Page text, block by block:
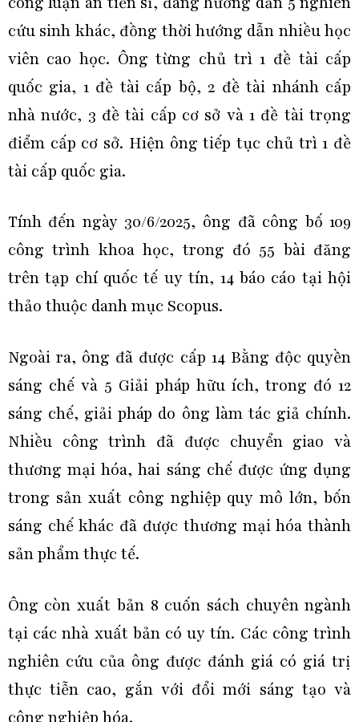
cứu sinh khác, đồng thời hướng dẫn nhiều học
viên cao học. Ông từng chủ trì 1 đề tài cấp
quốc gia, 1 đề tài cấp bộ, 2 đề tài nhánh cấp
nhà nước, 3 đề tài cấp cơ sở và 1 đề tài trọng
điểm cấp cơ sở. Hiện ông tiếp tục chủ trì 1 đề
tài cấp quốc gia.
Tính đến ngày 30/6/2025, ông đã công bố 109
công trình khoa học, trong đó 55 bài đăng
trên tạp chí quốc tế uy tín, 14 báo cáo tại hội
thảo thuộc danh mục Scopus.
Ngoài ra, ông đã được cấp 14 Bằng độc quyền
sáng chế và 5 Giải pháp hữu ích, trong đó 12
sáng chế, giải pháp do ông làm tác giả chính.
Nhiều công trình đã được chuyển giao và
thương mại hóa, hai sáng chế được ứng dụng
trong sản xuất công nghiệp quy mô lớn, bốn
sáng chế khác đã được thương mại hóa thành
sản phẩm thực tế.
Ông còn xuất bản 8 cuốn sách chuyên ngành
tại các nhà xuất bản có uy tín. Các công trình
nghiên cứu của ông được đánh giá có giá trị
thực tiễn cao, gắn với đổi mới sáng tạo và
công nghiệp hóa.